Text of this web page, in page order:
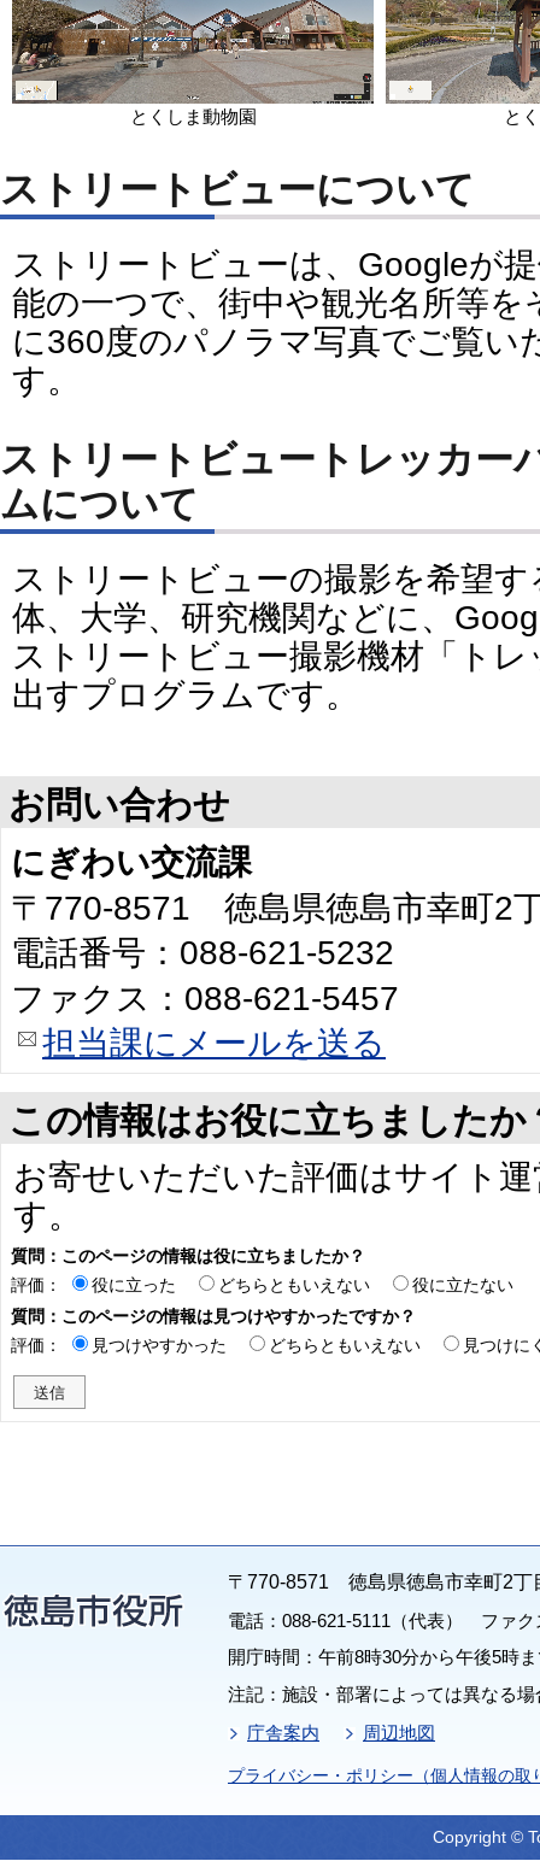
とくしま動物園 と
ストリートビューについて
ストリートビューは、Googleが
能の一つで、街中や観光名所等
に360度のパノラマ写真でご覧い
す。
ストリートビュートレッカー
ムについて
ストリートビューの撮影を希望
体、大学、研究機関などに、
ストリートビュー撮影機材「ト
出すプログラムです。
お問い合わせ
にぎわい交流課
〒770-8571 徳島県徳島市幸町2
電話番号：088-621-5232
ファクス：088-621-5457
担当課にメールを送る
この情報はお役に立ちましたか
お寄せいただいた評価はサイト
す。
質問：このページの情報は役に立ちましたか？
評価：
役に立った どちらともいえない
役に立たない
質問：このページの情報は見つけやすかったですか？
評価：
見つけやすかった どちらともいえない 見つけに
〒770-8571 徳島県徳島市幸町2丁
電話：088-621-5111（代表） ファク
開庁時間：午前8時30分から午後5時
注記：施設・部署によっては異なる
庁舎案内
周辺地図
プライバシー・ポリシー（個人情報の取
Copyright ©